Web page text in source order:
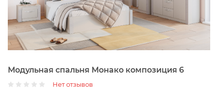
Модульная спальня Монако композиция 6
Нет отзывов